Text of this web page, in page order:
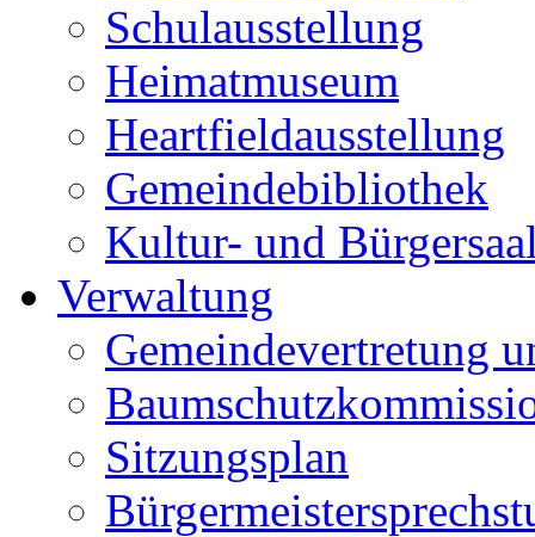
Schulausstellung
Heimatmuseum
Heartfieldausstellung
Gemeindebibliothek
Kultur- und
Verwaltung
Gemeindevertretung
Sitzungsplan